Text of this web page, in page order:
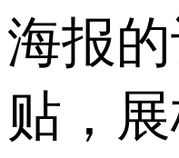
海报
贴，